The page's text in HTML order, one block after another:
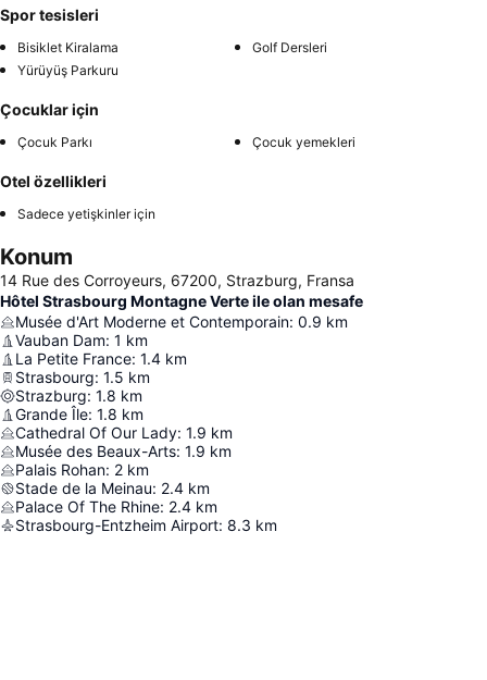
Spor tesisleri
Bisiklet Kiralama
Golf Dersleri
Yürüyüş Parkuru
Çocuklar için
Çocuk Parkı Çocuk yemekleri
Otel özellikleri
Sadece yetişkinler için
Konum
14 Rue des Corroyeurs, 67200, Strazburg, Fransa
Hôtel Strasbourg Montagne Verte ile olan mesafe
Musée d'Art Moderne et Contemporain: 0.9 km
Vauban Dam: 1 km
La Petite France: 1.4 km
Strasbourg: 1.5 km
Strazburg: 1.8 km
Grande Île: 1.8 km
Cathedral Of Our Lady: 1.9 km
Musée des Beaux-Arts: 1.9 km
Palais Rohan: 2 km
Stade de la Meinau: 2.4 km
Palace Of The Rhine: 2.4 km
Strasbourg-Entzheim Airport: 8.3 km